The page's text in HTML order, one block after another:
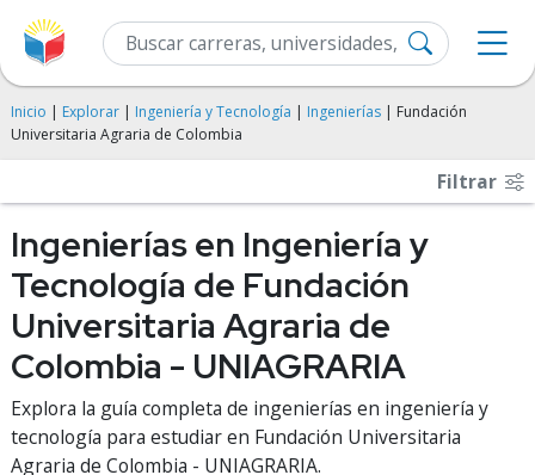
Inicio | Explorar | Ingeniería y Tecnología | Ingenierías | Fundación
Universitaria Agraria de Colombia
Filtrar
Ingenierías en Ingeniería y
Tecnología de Fundación
Universitaria Agraria de
Colombia - UNIAGRARIA
Explora la guía completa de ingenierías en ingeniería y
tecnología para estudiar en Fundación Universitaria
Agraria de Colombia - UNIAGRARIA.